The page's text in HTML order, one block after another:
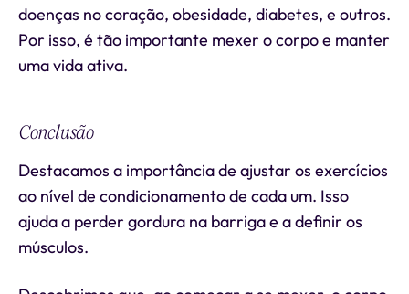
doenças no coração, obesidade, diabetes, e outros.
Por isso, é tão importante mexer o corpo e manter
uma vida ativa.
Conclusão
Destacamos a importância de ajustar os exercícios
ao nível de condicionamento de cada um. Isso
ajuda a perder gordura na barriga e a definir os
músculos.